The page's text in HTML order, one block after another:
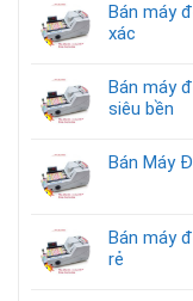
Bán máy
xác
Bán máy
siêu bền
Bán Máy
Bán máy
rẻ